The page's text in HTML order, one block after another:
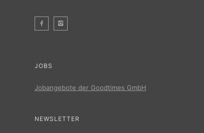
JOBS
Jobangebote der Goodtimes GmbH
NEWSLETTER